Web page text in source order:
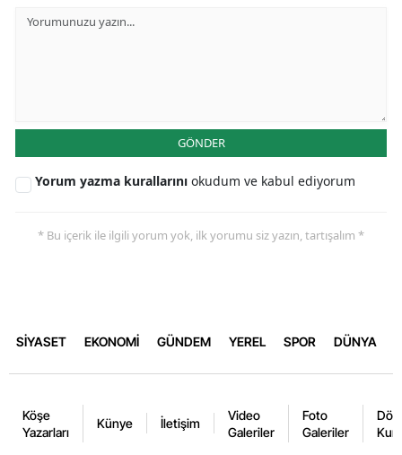
GÖNDER
Yorum yazma kurallarını okudum ve kabul ediyorum
* Bu içerik ile ilgili yorum yok, ilk yorumu siz yazın, tartışalım *
SİYASET EKONOMİ GÜNDEM YEREL SPOR DÜNYA
Köşe
Yazarları
Künye İletişim
Video
Galeriler
Foto
Galeriler